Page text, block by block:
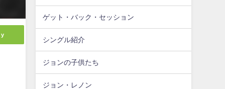
ゲット・バック・セッション
シングル紹介
ジョンの子供たち
ジョン・レノン